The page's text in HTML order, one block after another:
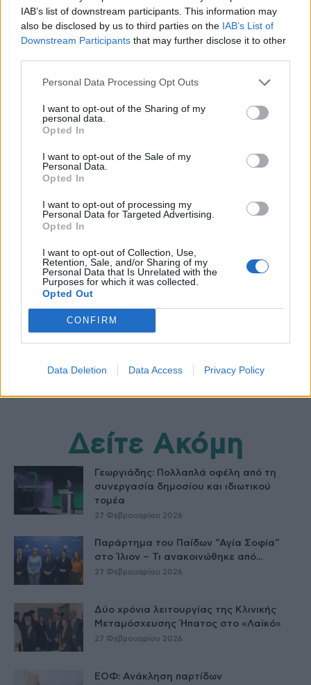
IAB’s list of downstream participants. This information may
also be disclosed by us to third parties on the IAB’s List of
Downstream Participants that may further disclose it to other
Personal Data Processing Opt Outs
I want to opt-out of the Sharing of my
personal data.
Opted In
I want to opt-out of the Sale of my
Personal Data.
Opted In
I want to opt-out of processing my
Personal Data for Targeted Advertising.
Opted In
I want to opt-out of Collection, Use,
Retention, Sale, and/or Sharing of my
Personal Data that Is Unrelated with the
Purposes for which it was collected.
Opted Out
CONFIRM
Data Deletion Data Access Privacy Policy
Βασίλης Αποστολόπουλος
καρκίνο του πνεύμονα
Όμιλος Ιατρικού Αθηνών
HS Team
Δείτε Ακόμη
Γεωργιάδης: Πολλαπλά οφέλη από τη
συνεργασία δημοσίου και ιδιωτικού
τομέα
27 Φεβρουαρίου 2026
Παράρτημα του Παίδων “Αγία Σοφία”
στο Ίλιον – Τι ανακοινώθηκε από...
27 Φεβρουαρίου 2026
Δύο χρόνια λειτουργίας της Κλινικής
Μεταμόσχευσης Ήπατος στο «Λαϊκό»
27 Φεβρουαρίου 2026
ΕΟΦ: Ανάκληση παρτίδων